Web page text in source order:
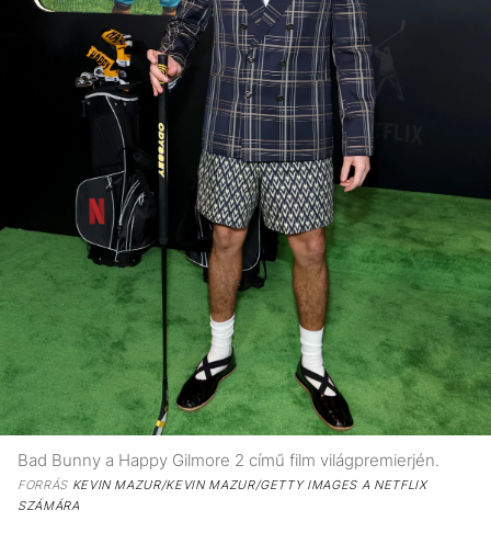
Bad Bunny a Happy Gilmore 2 című film világpremierjén.
FORRÁSKEVIN MAZUR/KEVIN MAZUR/GETTY IMAGES A NETFLIX
SZÁMÁRA